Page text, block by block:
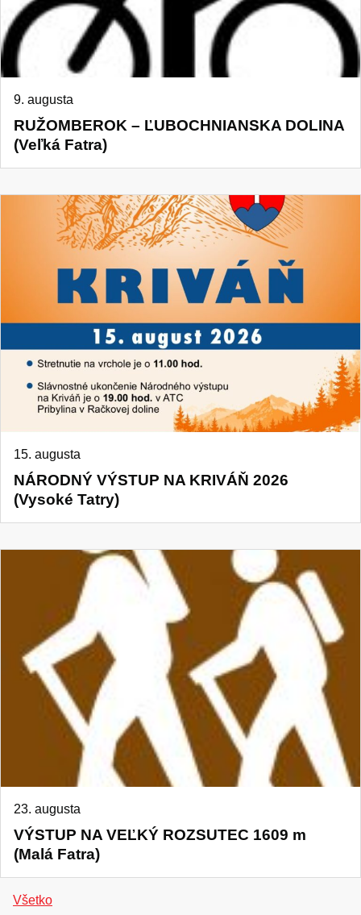
RUŽOMBEROK – ĽUBOCHNIANSKA DOLINA
(Veľká Fatra)
9. augusta
NÁRODNÝ VÝSTUP NA KRIVÁŇ 2026
(Vysoké Tatry)
15. augusta
VÝSTUP NA VEĽKÝ ROZSUTEC 1609 m
(Malá Fatra)
23. augusta
Všetko